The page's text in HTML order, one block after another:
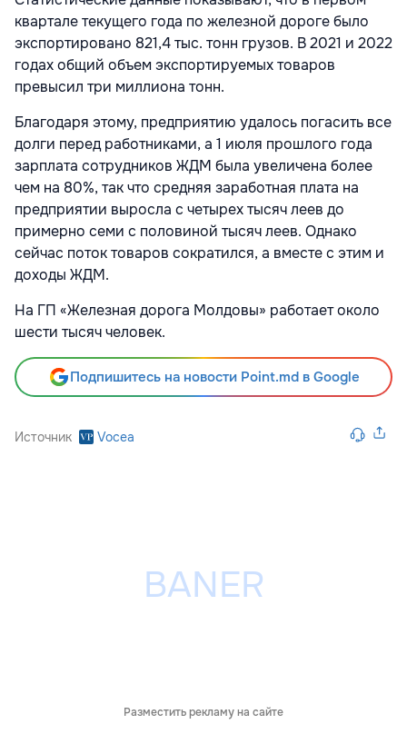
квартале текущего года по железной дороге было
экспортировано 821,4 тыс. тонн грузов. В 2021 и 2022
годах общий объем экспортируемых товаров
превысил три миллиона тонн.
Благодаря этому, предприятию удалось погасить все
долги перед работниками, а 1 июля прошлого года
зарплата сотрудни­ков ЖДМ была увеличена более
чем на 80%, так что средняя заработная плата на
предприятии выросла с четырех тысяч леев до
примерно семи с половиной тысяч леев. Однако
сейчас поток товаров сократился, а вместе с этим и
доходы ЖДМ.
На ГП «Железная дорога Молдовы» работает около
шести тысяч человек.
Подпишитесь на новости Point.md в Google
Источник Vocea
Разместить рекламу на сайте